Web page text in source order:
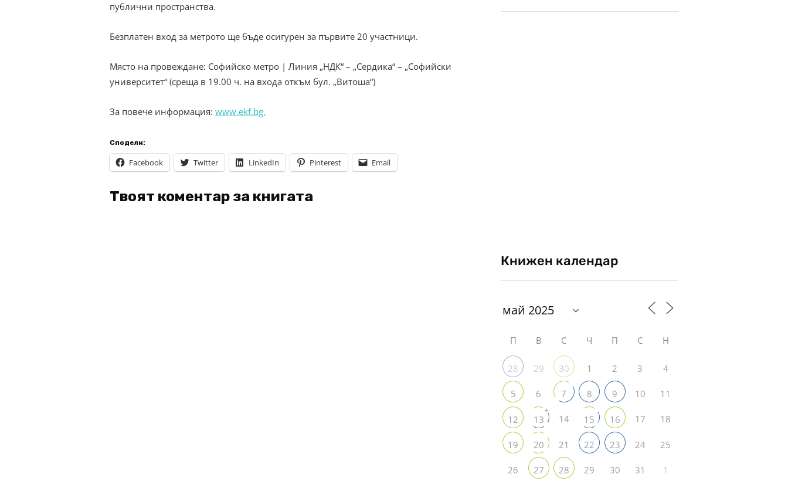
публични пространства.
Безплатен вход за метрото ще бъде осигурен за първите 20 участници.
Място на провеждане: Софийско метро | Линия „НДК“ – „Сердика“ – „Софийски
университет“ (среща в 19.00 ч. на входа откъм бул. „Витоша“)
За повече информация: www.ekf.bg.
Сподели:
Facebook Twitter LinkedIn Pinterest Email
Твоят коментар за книгата
Книжен календар
П В С Ч П С Н
28 29 30 1 2 3 4
5 6 7 8 9 10 11
12 13
+
14 15 16 17 18
19 20 21 22 23 24 25
26 27 28 29 30 31 1